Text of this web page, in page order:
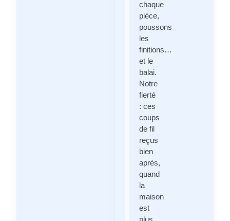
chaque
pièce,
poussons
les
finitions…
et le
balai.
Notre
fierté
: ces
coups
de fil
reçus
bien
après,
quand
la
maison
est
plus